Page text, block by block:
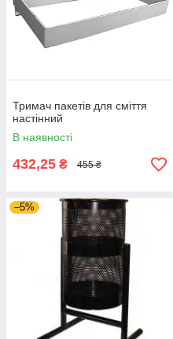
Тримач пакетів для сміття
настінний
В наявності
432,25 ₴ 455 ₴
–5%